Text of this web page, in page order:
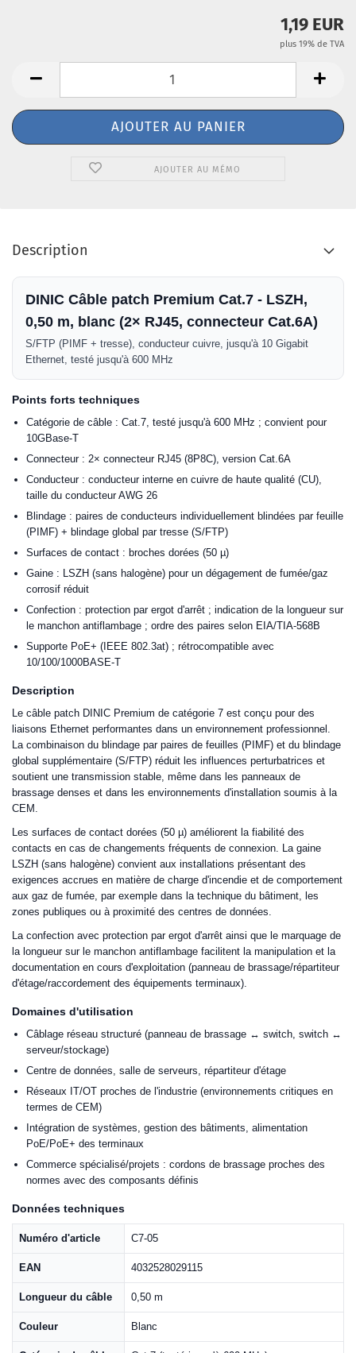
1,19 EUR
plus 19% de TVA
AJOUTER AU MÉMO
Description
DINIC Câble patch Premium Cat.7 - LSZH,
0,50 m, blanc (2× RJ45, connecteur Cat.6A)
S/FTP (PIMF + tresse), conducteur cuivre, jusqu'à 10 Gigabit
Ethernet, testé jusqu'à 600 MHz
Points forts techniques
Catégorie de câble : Cat.7, testé jusqu'à 600 MHz ; convient pour
10GBase-T
Connecteur : 2× connecteur RJ45 (8P8C), version Cat.6A
Conducteur : conducteur interne en cuivre de haute qualité (CU),
taille du conducteur AWG 26
Blindage : paires de conducteurs individuellement blindées par feuille
(PIMF) + blindage global par tresse (S/FTP)
Surfaces de contact : broches dorées (50 µ)
Gaine : LSZH (sans halogène) pour un dégagement de fumée/gaz
corrosif réduit
Confection : protection par ergot d'arrêt ; indication de la longueur sur
le manchon antiflambage ; ordre des paires selon EIA/TIA-568B
Supporte PoE+ (IEEE 802.3at) ; rétrocompatible avec
10/100/1000BASE-T
Description
Le câble patch DINIC Premium de catégorie 7 est conçu pour des
liaisons Ethernet performantes dans un environnement professionnel.
La combinaison du blindage par paires de feuilles (PIMF) et du blindage
global supplémentaire (S/FTP) réduit les influences perturbatrices et
soutient une transmission stable, même dans les panneaux de
brassage denses et dans les environnements d'installation soumis à la
CEM.
Les surfaces de contact dorées (50 µ) améliorent la fiabilité des
contacts en cas de changements fréquents de connexion. La gaine
LSZH (sans halogène) convient aux installations présentant des
exigences accrues en matière de charge d'incendie et de comportement
aux gaz de fumée, par exemple dans la technique du bâtiment, les
zones publiques ou à proximité des centres de données.
La confection avec protection par ergot d'arrêt ainsi que le marquage de
la longueur sur le manchon antiflambage facilitent la manipulation et la
documentation en cours d'exploitation (panneau de brassage/répartiteur
d'étage/raccordement des équipements terminaux).
Domaines d'utilisation
Câblage réseau structuré (panneau de brassage ↔ switch, switch ↔
serveur/stockage)
Centre de données, salle de serveurs, répartiteur d'étage
Réseaux IT/OT proches de l'industrie (environnements critiques en
termes de CEM)
Intégration de systèmes, gestion des bâtiments, alimentation
PoE/PoE+ des terminaux
Commerce spécialisé/projets : cordons de brassage proches des
normes avec des composants définis
Données techniques
Numéro d'article C7-05
EAN 4032528029115
Longueur du câble 0,50 m
Couleur Blanc